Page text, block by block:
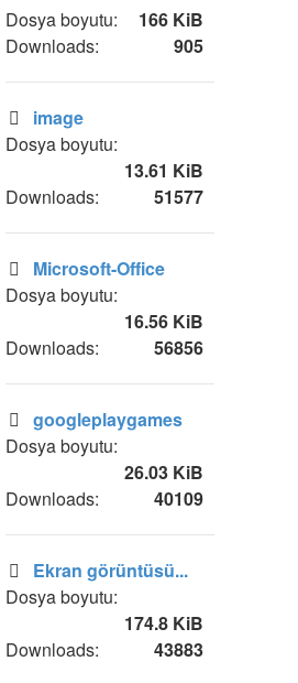
Dosya boyutu:
166 KiB
Downloads:
905
image
Dosya boyutu:
13.61 KiB
Downloads:
51577
Microsoft-Office
Dosya boyutu:
16.56 KiB
Downloads:
56856
googleplaygames
Dosya boyutu:
26.03 KiB
Downloads:
40109
Ekran görüntüsü...
Dosya boyutu:
174.8 KiB
Downloads:
43883